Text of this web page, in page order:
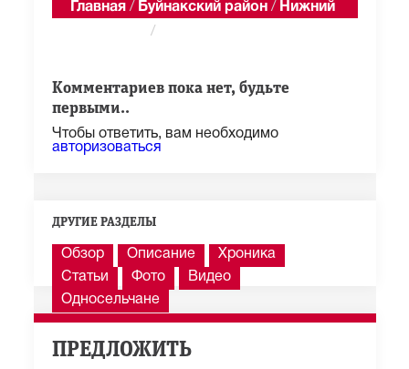
Главная / Буйнакский район / Нижний
/
Показать последние 100 из 1 285 сообщений
Комментариев пока нет, будьте
первыми..
Чтобы ответить, вам необходимо
авторизоваться
ДРУГИЕ РАЗДЕЛЫ
Обзор Описание
Хроника
Статьи
Фото
Видео
Односельчане
ПРЕДЛОЖИТЬ